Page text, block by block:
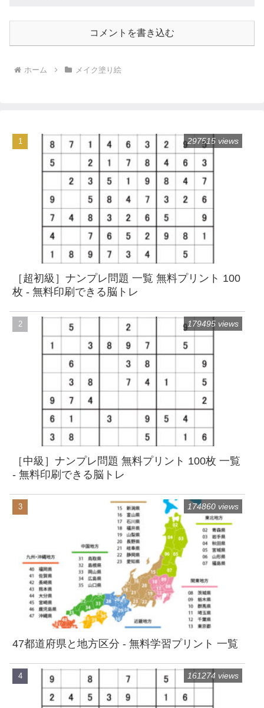
コメントを書き込む
ホーム メイク塗り絵
［超初級］ナンプレ問題 一覧 無料プリント 100
枚 - 無料印刷できる脳トレ
297515 views
［中級］ナンプレ問題 無料プリント 100枚 一覧
- 無料印刷できる脳トレ
179495 views
47都道府県と地方区分 - 無料学習プリント 一覧
174860 views
161274 views